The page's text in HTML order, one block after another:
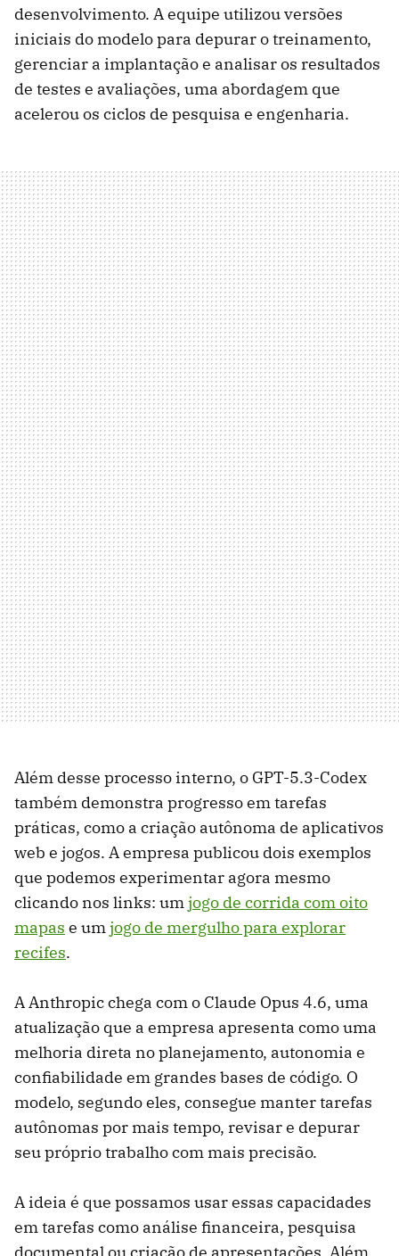
desenvolvimento. A equipe utilizou versões
iniciais do modelo para depurar o treinamento,
gerenciar a implantação e analisar os resultados
de testes e avaliações, uma abordagem que
acelerou os ciclos de pesquisa e engenharia.
Além desse processo interno, o GPT-5.3-Codex
também demonstra progresso em tarefas
práticas, como a criação autônoma de aplicativos
web e jogos. A empresa publicou dois exemplos
que podemos experimentar agora mesmo
clicando nos links: umjogo de corrida com oito
mapas e umjogo de mergulho para explorar
recifes.
A Anthropic chega com o Claude Opus 4.6, uma
atualização que a empresa apresenta como uma
melhoria direta no planejamento, autonomia e
confiabilidade em grandes bases de código. O
modelo, segundo eles, consegue manter tarefas
autônomas por mais tempo, revisar e depurar
seu próprio trabalho com mais precisão.
A ideia é que possamos usar essas capacidades
em tarefas como análise financeira, pesquisa
documental ou criação de apresentações. Além